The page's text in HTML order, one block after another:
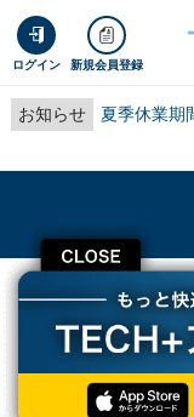
ログイン 新規会員登録
お知らせ 夏季休業期
TECH+ 企業IT
IT
佐賀県のタブレット障害
佐賀県のタブ